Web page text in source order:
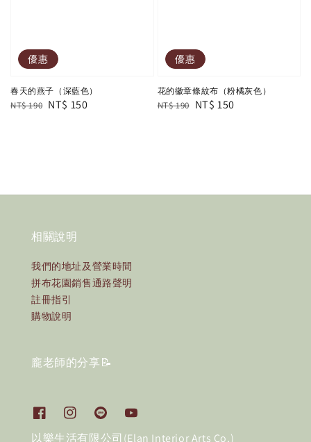
優惠
春天的燕子（深藍色）
Regular
NT$ 190 Sale
NT$ 150
優惠
花的徽章條紋布（粉橘灰色）
Regular
NT$ 190 Sale
NT$ 150
相關說明
我們的地址及營業時間
拼布花園銷售通路聲明
註冊指引
購物說明
龐老師的分享📝
以樂生活有限公司(Elan Interior Arts Co.)